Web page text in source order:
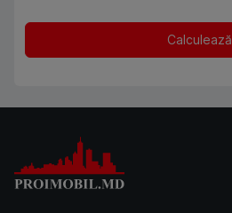
Calculează